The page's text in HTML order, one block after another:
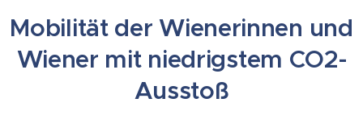
Mobilität der Wienerinnen und
Wiener mit niedrigstem CO2-
Ausstoß